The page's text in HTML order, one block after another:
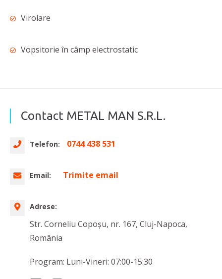
Virolare
Vopsitorie în câmp electrostatic
Contact METAL MAN S.R.L.
Telefon: 0744 438 531
Email: Trimite email
Adrese:
Str. Corneliu Copoşu, nr. 167, Cluj-Napoca,
România
Program: Luni-Vineri: 07:00-15:30